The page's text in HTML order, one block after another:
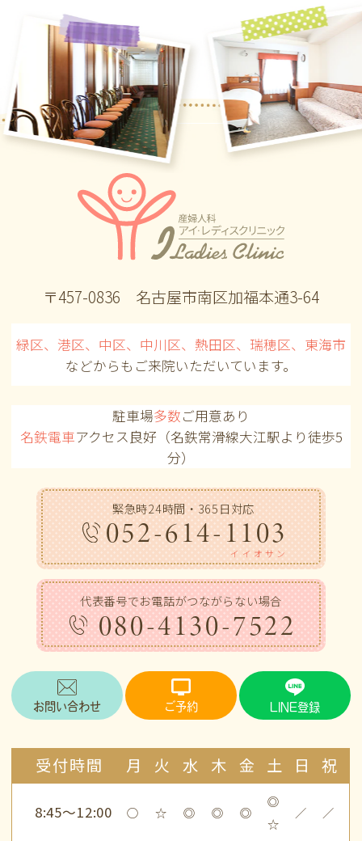
〒457-0836 名古屋市南区加福本通3-64
緑区、港区、中区、中川区、熱田区、瑞穂区、東海市
などからも ご来院いただいています。
駐車場多数ご用意あり
名鉄電車アクセス良好（名鉄常滑線大江駅より徒歩5
分）
緊急時24時間・365日対応
イイオサン
052-614-1103
代表番号でお電話がつながらない場合
080-4130-7522
お問い合わせ ご予約 LINE登録
受付時間 月 火 水 木 金 土 日 祝
8:45～12:00 ○ ☆ ◎ ◎ ◎
◎
☆
／ ／